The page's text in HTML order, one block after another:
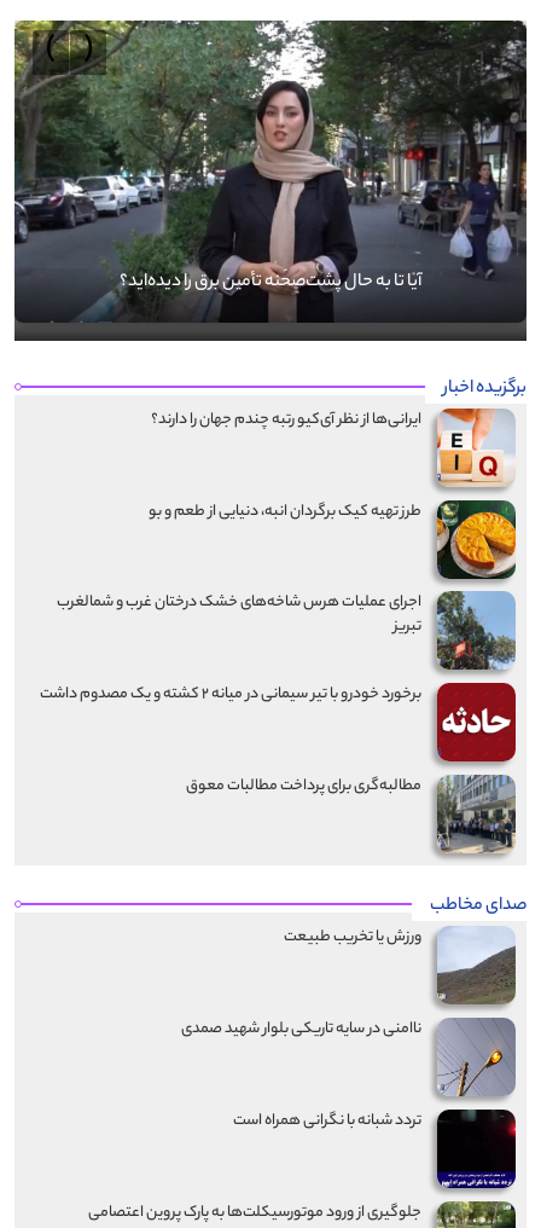
آیا تا به حال پشت‌صحنه تأمین برق را دیده‌اید؟
‹
›
برگزیده اخبار
ایرانی‌ها از نظر آی‌کیو رتبه چندم جهان را دارند؟
طرز تهیه کیک برگردان انبه، دنیایی از طعم و بو
اجرای عملیات هرس شاخه‌های خشک درختان غرب و شمالغرب
تبریز
برخورد خودرو با تیر سیمانی در میانه ۲ کشته و یک مصدوم داشت
مطالبه‌گری برای پرداخت مطالبات معوق
صدای مخاطب
ورزش یا تخریب طبیعت
ناامنی در سایه تاریکی بلوار شهید صمدی
تردد شبانه با نگرانی همراه است
جلوگیری از ورود موتورسیکلت‌ها به پارک پروین اعتصامی